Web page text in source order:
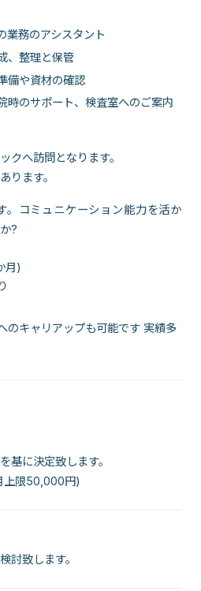
業務のアシスタント
、整理と保管
備や資材の確認
時のサポート、検査室へのご案内
クへ訪問となります。
ります。
。コミュニケーション能力を活か
?
月)
のキャリアップも可能です 実績多
基に決定致します。
上限50,000円)
討致します。